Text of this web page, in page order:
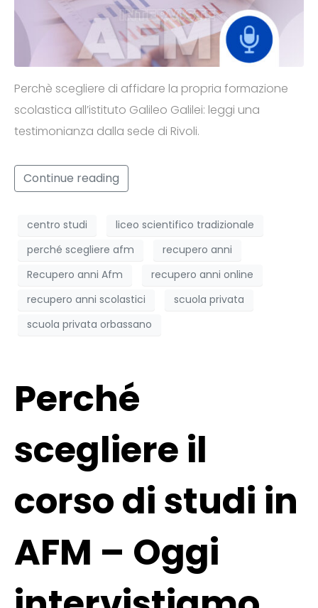
Perchè scegliere di affidare la propria formazione
scolastica all’istituto Galileo Galilei: leggi una
testimonianza dalla sede di Rivoli.
Continue reading
centro studi
liceo scientifico tradizionale
perché scegliere afm
recupero anni
Recupero anni Afm
recupero anni online
recupero anni scolastici
scuola privata
scuola privata orbassano
Perché
scegliere il
corso di studi in
AFM – Oggi